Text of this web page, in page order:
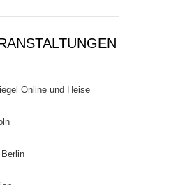
Online und Heise